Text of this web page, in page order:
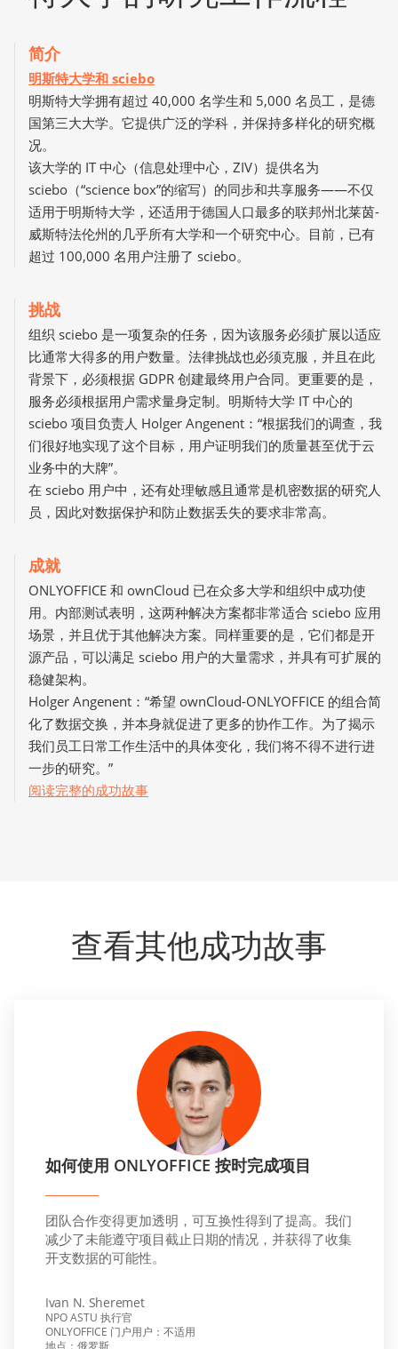
简介
明斯特大学和 sciebo
明斯特大学拥有超过 40,000 名学生和 5,000 名员工，是德
国第三大大学。它提供广泛的学科，并保持多样化的研究概
况。
该大学的 IT 中心（信息处理中心，ZIV）提供名为
sciebo（“science box”的缩写）的同步和共享服务——不仅
适用于明斯特大学，还适用于德国人口最多的联邦州北莱茵-
威斯特法伦州的几乎所有大学和一个研究中心。目前，已有
超过 100,000 名用户注册了 sciebo。
挑战
组织 sciebo 是一项复杂的任务，因为该服务必须扩展以适应
比通常大得多的用户数量。法律挑战也必须克服，并且在此
背景下，必须根据 GDPR 创建最终用户合同。更重要的是，
服务必须根据用户需求量身定制。明斯特大学 IT 中心的
sciebo 项目负责人 Holger Angenent：“根据我们的调查，我
们很好地实现了这个目标，用户证明我们的质量甚至优于云
业务中的大牌”。
在 sciebo 用户中，还有处理敏感且通常是机密数据的研究人
员，因此对数据保护和防止数据丢失的要求非常高。
成就
ONLYOFFICE 和 ownCloud 已在众多大学和组织中成功使
用。内部测试表明，这两种解决方案都非常适合 sciebo 应用
场景，并且优于其他解决方案。同样重要的是，它们都是开
源产品，可以满足 sciebo 用户的大量需求，并具有可扩展的
稳健架构。
Holger Angenent：“希望 ownCloud-ONLYOFFICE 的组合简
化了数据交换，并本身就促进了更多的协作工作。为了揭示
我们员工日常工作生活中的具体变化，我们将不得不进行进
一步的研究。”
阅读完整的成功故事
查看其他成功故事
如何使用 ONLYOFFICE 按时完成项目
团队合作变得更加透明，可互换性得到了提高。我们
减少了未能遵守项目截止日期的情况，并获得了收集
开支数据的可能性。
Ivan N. Sheremet
NPO ASTU 执行官
ONLYOFFICE 门户用户：不适用
地点：俄罗斯